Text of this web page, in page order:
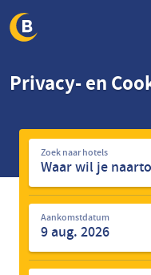
Privacy- en
Zoek
naar
hotels
Zoek naar hotels
Aankomstdatum